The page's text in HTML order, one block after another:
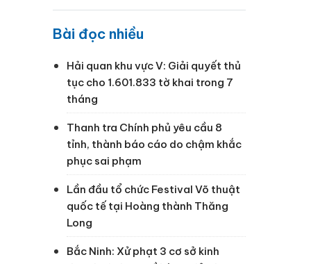
Bài đọc nhiều
Hải quan khu vực V: Giải quyết thủ
tục cho 1.601.833 tờ khai trong 7
tháng
Thanh tra Chính phủ yêu cầu 8
tỉnh, thành báo cáo do chậm khắc
phục sai phạm
Lần đầu tổ chức Festival Võ thuật
quốc tế tại Hoàng thành Thăng
Long
Bắc Ninh: Xử phạt 3 cơ sở kinh